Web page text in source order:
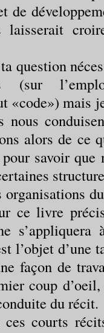
de
question
(sur
«code») mais
nous
alors de ce
savoir que
ce livre
l’objet d’une
façon de
coup
du récit.
courts